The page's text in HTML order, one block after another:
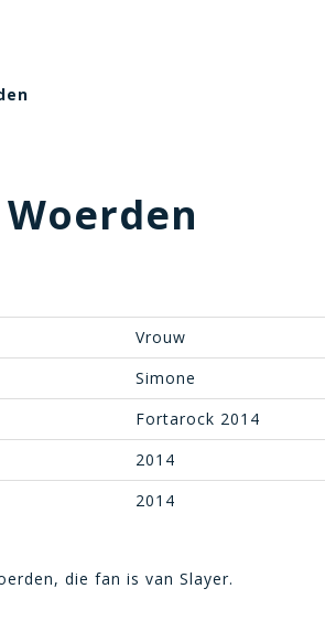
Vrouw
Simone
Fortarock 2014
2014
2014
die fan is van Slayer.